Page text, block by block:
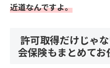
近道なんですよ。
許可取得だけじゃ
会保険もまとめてお